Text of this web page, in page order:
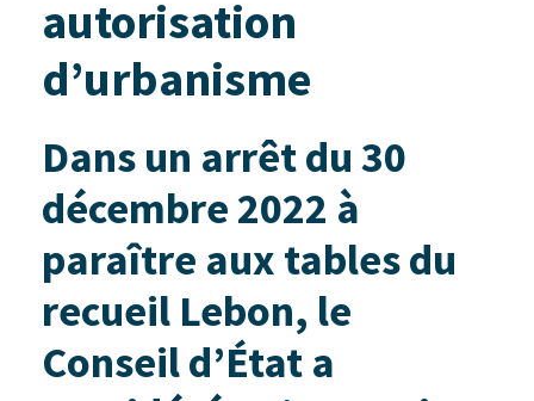
autorisation
d’urbanisme
Dans un arrêt du 30
décembre 2022 à
paraître aux tables du
recueil Lebon, le
Conseil d’État a